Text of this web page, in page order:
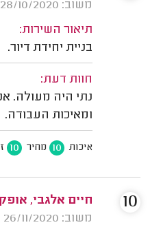
משוב: 28/10/2020
תיאור השירות:
בניית יחידת דיור.
חוות דעת:
נתי היה מעולה.
ומאיכות העבודה.
איכות 10 מחיר 10
חיים אלגבי,
משוב: 26/11/2020
10